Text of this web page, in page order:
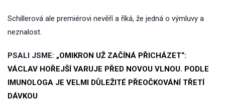
Schillerová ale premiérovi nevěří a říká, že jedná o výmluvy a
neznalost.
PSALI JSME: „OMIKRON UŽ ZAČÍNÁ PŘICHÁZET“:
VÁCLAV HOŘEJŠÍ VARUJE PŘED NOVOU VLNOU. PODLE
IMUNOLOGA JE VELMI DŮLEŽITÉ PŘEOČKOVÁNÍ TŘETÍ
DÁVKOU